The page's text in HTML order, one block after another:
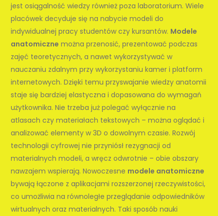
jest osiągalność wiedzy również poza laboratorium. Wiele
placówek decyduje się na nabycie modeli do
indywidualnej pracy studentów czy kursantów. Modele
anatomiczne można przenosić, prezentować podczas
zajęć teoretycznych, a nawet wykorzystywać w
nauczaniu zdalnym przy wykorzystaniu kamer i platform
internetowych. Dzięki temu przyswajanie wiedzy anatomii
staje się bardziej elastyczna i dopasowana do wymagań
użytkownika. Nie trzeba już polegać wyłącznie na
atlasach czy materiałach tekstowych – można oglądać i
analizować elementy w 3D o dowolnym czasie. Rozwój
technologii cyfrowej nie przyniósł rezygnacji od
materialnych modeli, a wręcz odwrotnie – obie obszary
nawzajem wspierają. Nowoczesne modele anatomiczne
bywają łączone z aplikacjami rozszerzonej rzeczywistości,
co umożliwia na równoległe przeglądanie odpowiedników
wirtualnych oraz materialnych. Taki sposób nauki